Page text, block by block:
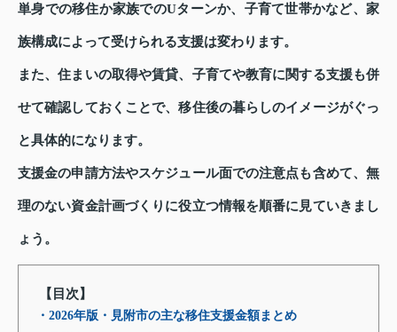
単身での移住か家族でのUターンか、子育て世帯かなど、家
族構成によって受けられる支援は変わります。
また、住まいの取得や賃貸、子育てや教育に関する支援も併
せて確認しておくことで、移住後の暮らしのイメージがぐっ
と具体的になります。
支援金の申請方法やスケジュール面での注意点も含めて、無
理のない資金計画づくりに役立つ情報を順番に見ていきまし
ょう。
【目次】
・2026年版・見附市の主な移住支援金額まとめ